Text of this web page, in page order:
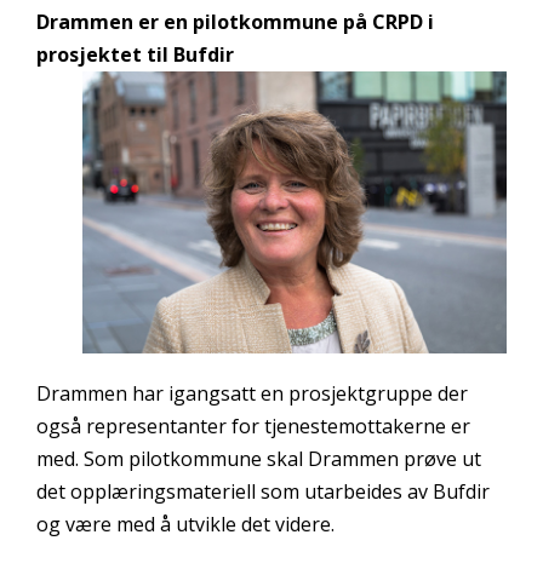
Drammen er en pilotkommune på CRPD i
prosjektet til Bufdir
Drammen har igangsatt en prosjektgruppe der
også representanter for tjenestemottakerne er
med. Som pilotkommune skal Drammen prøve ut
det opplæringsmateriell som utarbeides av Bufdir
og være med å utvikle det videre.